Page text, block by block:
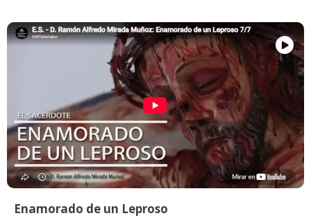
Enamorado de un Leproso